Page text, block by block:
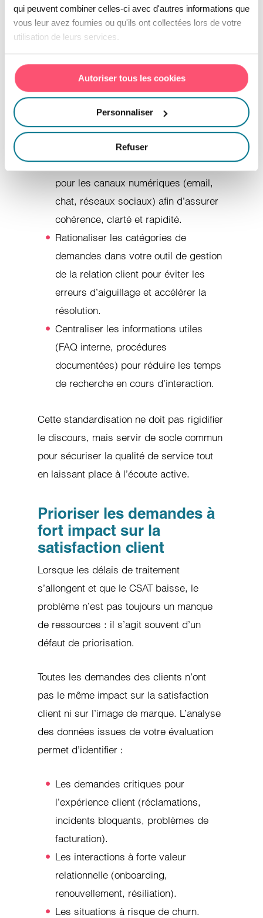
qui peuvent combiner celles-ci avec d'autres informations que
vous leur avez fournies ou qu'ils ont collectées lors de votre
utilisation de leurs services.
Autoriser tous les cookies
Personnaliser
Refuser
Plusieurs actions peuvent être mises en
place :
Structurer des scripts de réponse
pour les cas fréquents afin de limiter
les variations de traitement entre
conseillers et garantir une qualité
Déployer des modèles de messages
pour les canaux numériques (email,
chat, réseaux sociaux) afin d’assurer
cohérence, clarté et rapidité.
Rationaliser les catégories de
demandes dans votre outil de gestion
de la relation client pour éviter les
erreurs d’aiguillage et accélérer la
résolution.
Centraliser les informations utiles
(FAQ interne, procédures
documentées) pour réduire les temps
de recherche en cours d’interaction.
Cette standardisation ne doit pas rigidifier
le discours, mais servir de socle commun
pour sécuriser la qualité de service tout
en laissant place à l’écoute active.
Prioriser les demandes à
fort impact sur la
satisfaction client
Lorsque les délais de traitement
s’allongent et que le CSAT baisse, le
problème n’est pas toujours un manque
de ressources : il s’agit souvent d’un
défaut de priorisation.
Toutes les demandes des clients n’ont
pas le même impact sur la satisfaction
client ni sur l’image de marque. L’analyse
des données issues de votre évaluation
permet d’identifier :
Les demandes critiques pour
l’expérience client (réclamations,
incidents bloquants, problèmes de
facturation).
Les interactions à forte valeur
relationnelle (onboarding,
renouvellement, résiliation).
Les situations à risque de churn.